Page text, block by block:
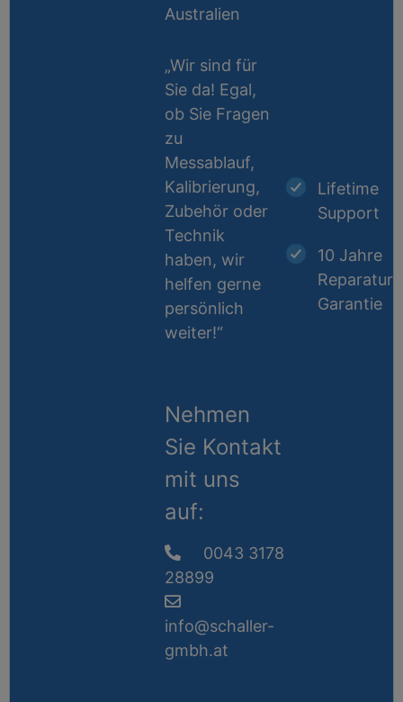
Australien
„Wir sind für
Sie da! Egal,
ob Sie Fragen
zu
Messablauf,
Kalibrierung,
Zubehör oder
Technik
haben, wir
helfen gerne
persönlich
weiter!“
Nehmen
Sie Kontakt
mit uns
auf:
0043 3178
28899
info@schaller-
gmbh.at
Lifetime
Support
10 Jahre
Reparatur-
Garantie